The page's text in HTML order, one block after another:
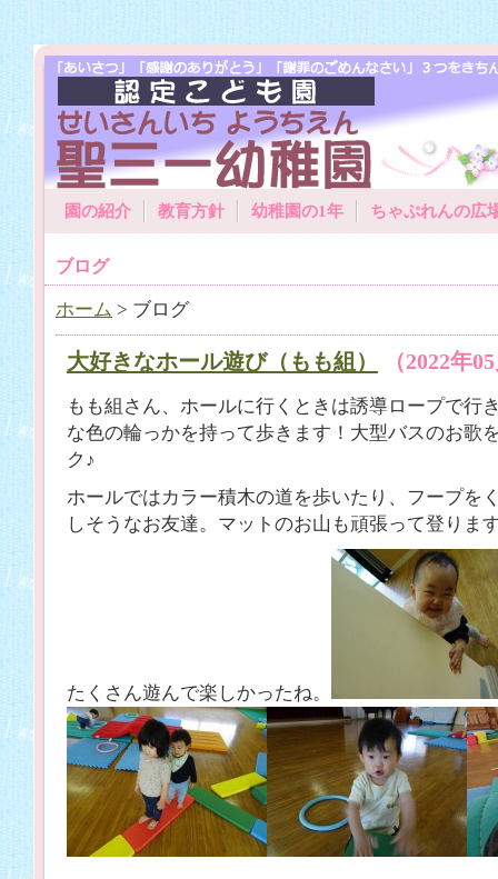
園の紹介 教育方針 幼稚園の1年 ちゃぷれんの広
ブログ
ホーム > ブログ
大好きなホール遊び（もも組） （2022年
もも組さん、ホールに行くときは誘導ロープで行
な色の輪っかを持って歩きます！大型バスのお歌
ク♪
ホールではカラー積木の道を歩いたり、フープを
しそうなお友達。マットのお山も頑張って登りま
たくさん遊んで楽しかったね。